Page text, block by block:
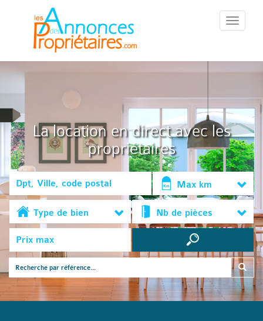
::Menu::
La location en direct avec les
propriétaires
Max km
Type de bien Nb de pièces